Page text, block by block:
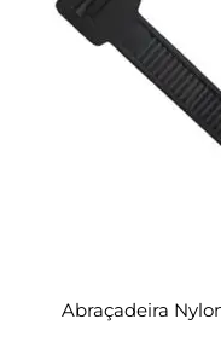
Abraçadeira